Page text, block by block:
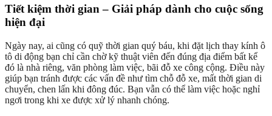
Tiết kiệm thời gian – Giải pháp dành cho cuộc sống
hiện đại
Ngày nay, ai cũng có quỹ thời gian quý báu, khi đặt lịch thay kính ô
tô di động bạn chỉ cần chờ kỹ thuật viên đến đúng địa điểm bất kể
đó là nhà riêng, văn phòng làm việc, bãi đỗ xe công cộng. Điều này
giúp bạn tránh được các vấn đề như tìm chỗ đỗ xe, mất thời gian di
chuyển, chen lấn khi đông đúc. Bạn vẫn có thể làm việc hoặc nghỉ
ngơi trong khi xe được xử lý nhanh chóng.